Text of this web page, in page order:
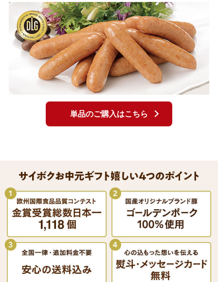
単品のご購入はこちら